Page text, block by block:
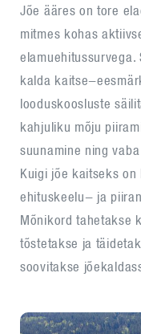
Jõe ääres on tore
mitmes kohas
kalda kaitse-
looduskoosluste
kahjuliku mõju
suunamine ning
Kuigi jõe kaitseks
ehituskeelu- ja
Mõnikord tahetakse
tõstetakse ja
soovitakse